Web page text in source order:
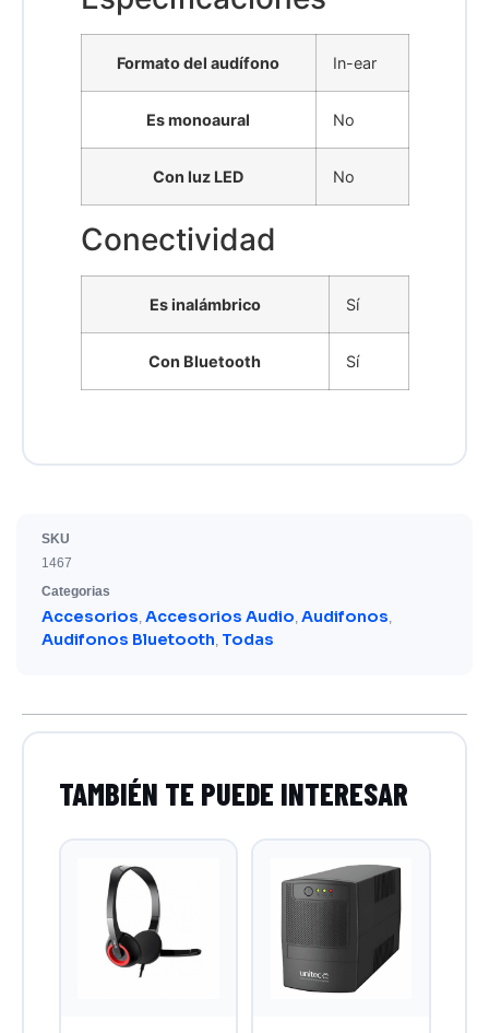
Formato del audífono In-ear
Es monoaural No
Con luz LED No
Conectividad
Es inalámbrico Sí
Con Bluetooth Sí
SKU
1467
Categorias
Accesorios Accesorios Audio Audifonos
Audifonos Bluetooth Todas